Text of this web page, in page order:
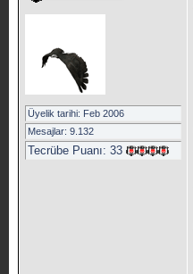
Üyelik tarihi: Feb 2006
Mesajlar: 9.132
Tecrübe Puanı: 33